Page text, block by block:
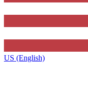
US (English)